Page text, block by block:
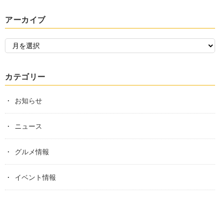
アーカイブ
カテゴリー
お知らせ
ニュース
グルメ情報
イベント情報